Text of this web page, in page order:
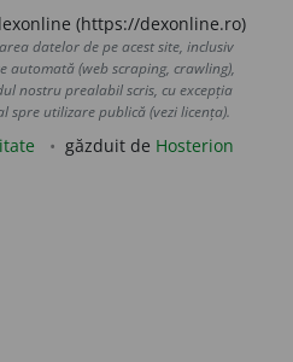
(https://dexonline.ro)
datelor de pe acest site, inclusiv
automată (web scraping, crawling),
nostru prealabil scris, cu excepția
spre utilizare publică (vezi licența).
găzduit de Hosterion